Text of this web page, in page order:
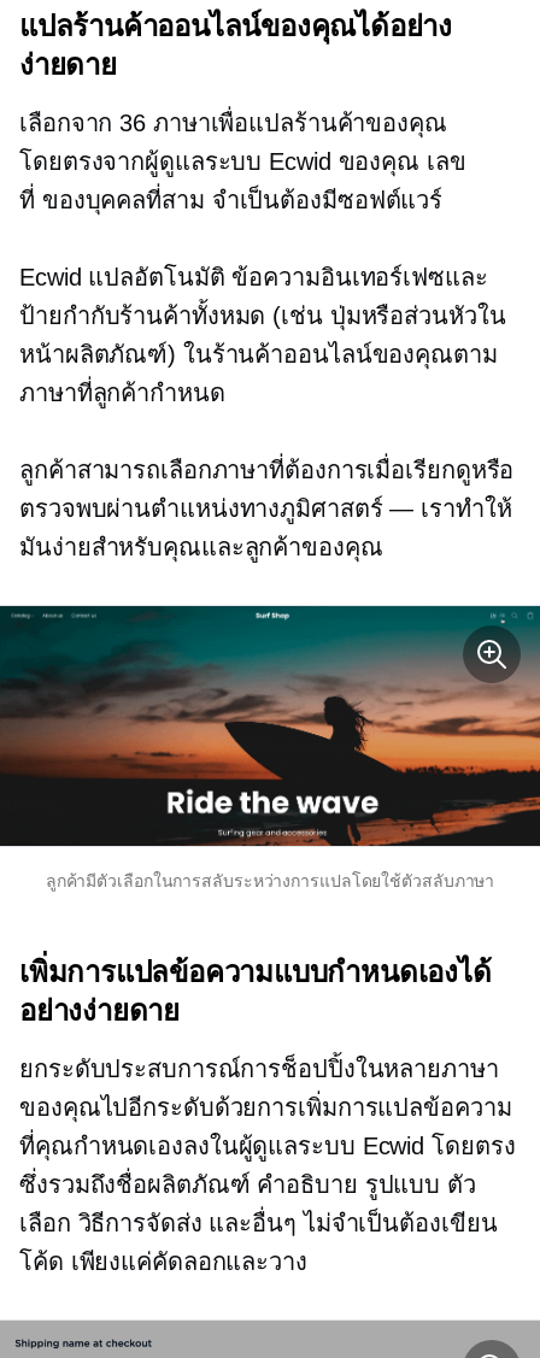
แปลร้านค้าออนไลน์ของคุณได้อย่าง
ง่ายดาย
เลือกจาก 36 ภาษาเพื่อแปลร้านค้าของคุณ
โดยตรงจากผู้ดูแลระบบ Ecwid ของคุณ เลข
ที่ ของบุคคลที่สาม จำเป็นต้องมีซอฟต์แวร์
Ecwid แปลอัตโนมัติ ข้อความอินเทอร์เฟซและ
ป้ายกำกับร้านค้าทั้งหมด (เช่น ปุ่มหรือส่วนหัวใน
หน้าผลิตภัณฑ์) ในร้านค้าออนไลน์ของคุณตาม
ภาษาที่ลูกค้ากำหนด
ลูกค้าสามารถเลือกภาษาที่ต้องการเมื่อเรียกดูหรือ
ตรวจพบผ่านตำแหน่งทางภูมิศาสตร์ — เราทำให้
มันง่ายสำหรับคุณและลูกค้าของคุณ
ลูกค้ามีตัวเลือกในการสลับระหว่างการแปลโดยใช้ตัวสลับภาษา
เพิ่มการแปลข้อความแบบกำหนดเองได้
อย่างง่ายดาย
ยกระดับประสบการณ์การช็อปปิ้งในหลายภาษา
ของคุณไปอีกระดับด้วยการเพิ่มการแปลข้อความ
ที่คุณกำหนดเองลงในผู้ดูแลระบบ Ecwid โดยตรง
ซึ่งรวมถึงชื่อผลิตภัณฑ์ คำอธิบาย รูปแบบ ตัว
เลือก วิธีการจัดส่ง และอื่นๆ ไม่จำเป็นต้องเขียน
โค้ด เพียงแค่คัดลอกและวาง